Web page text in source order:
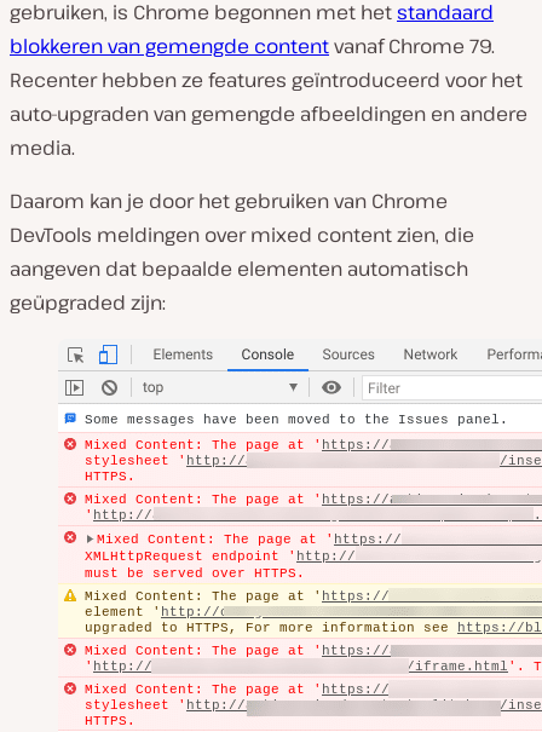
gebruiken, is Chrome begonnen met hetstandaard
blokkeren van gemengde contentvanaf Chrome 79.
Recenter hebben ze features geïntroduceerd voor het
auto-upgraden van gemengde afbeeldingen en andere
media.
Daarom kan je door het gebruiken van Chrome
DevTools meldingen over mixed content zien, die
aangeven dat bepaalde elementen automatisch
geüpgraded zijn: